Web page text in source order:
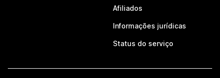
Afiliados
Informações jurídicas
Status do serviço